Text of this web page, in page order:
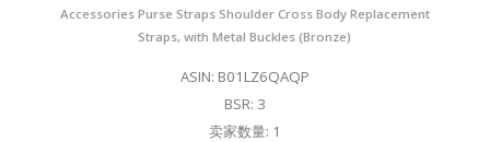
Accessories Purse Straps Shoulder Cross Body Replacement
Straps, with Metal Buckles (Bronze)
ASIN: B01LZ6QAQP
BSR: 3
卖家数量: 1